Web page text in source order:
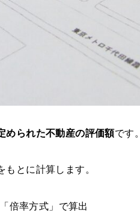
められた不動産の評価額です。
とに計算します。
倍率方式」で算出